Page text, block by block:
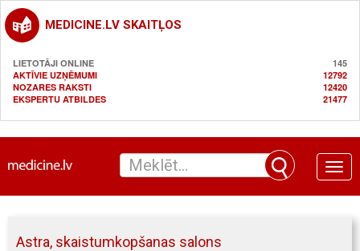
MEDICINE.LV SKAITĻOS
LIETOTĀJI ONLINE
145
AKTĪVIE UZŅĒMUMI
12792
NOZARES RAKSTI
12420
EKSPERTU ATBILDES
21477
Toggle
Astra, skaistumkopšanas salons